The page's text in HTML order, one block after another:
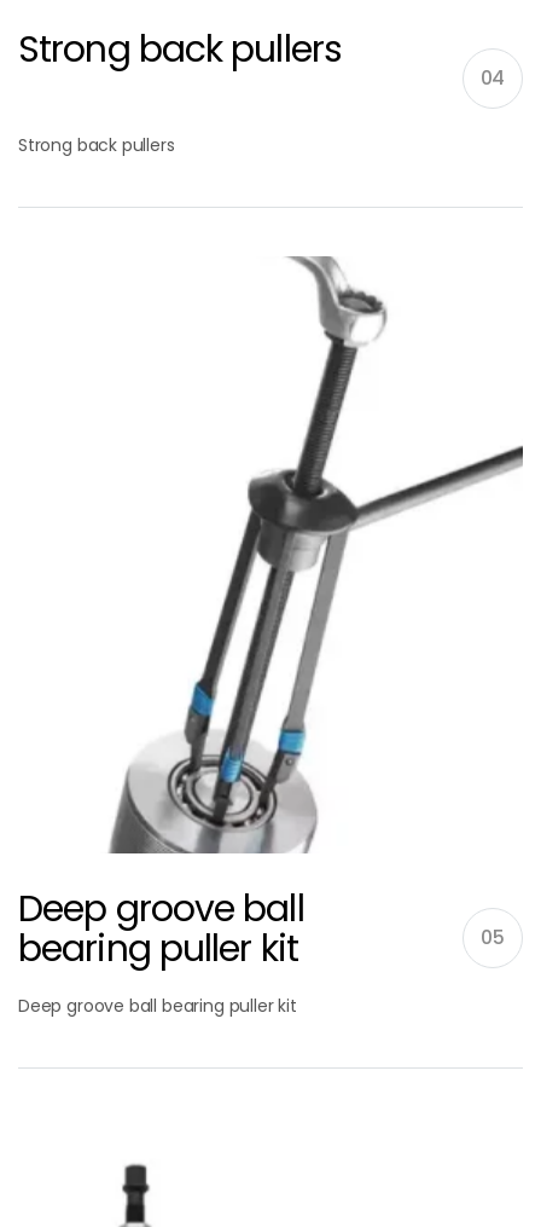
Strong back pullers
04
Strong back pullers
Deep groove ball
bearing puller kit 05
Deep groove ball bearing puller kit